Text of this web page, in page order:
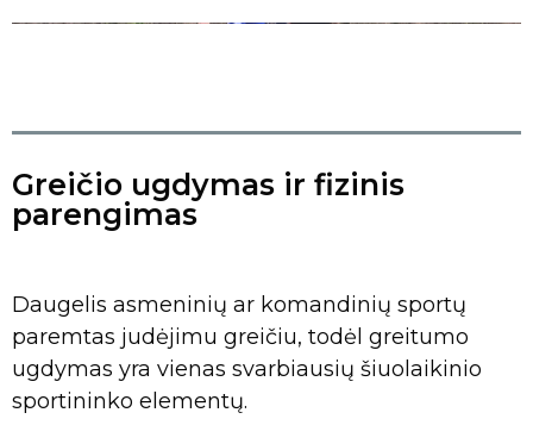
Greičio ugdymas ir fizinis
parengimas
Daugelis asmeninių ar komandinių sportų
paremtas judėjimu greičiu, todėl greitumo
ugdymas yra vienas svarbiausių šiuolaikinio
sportininko elementų.